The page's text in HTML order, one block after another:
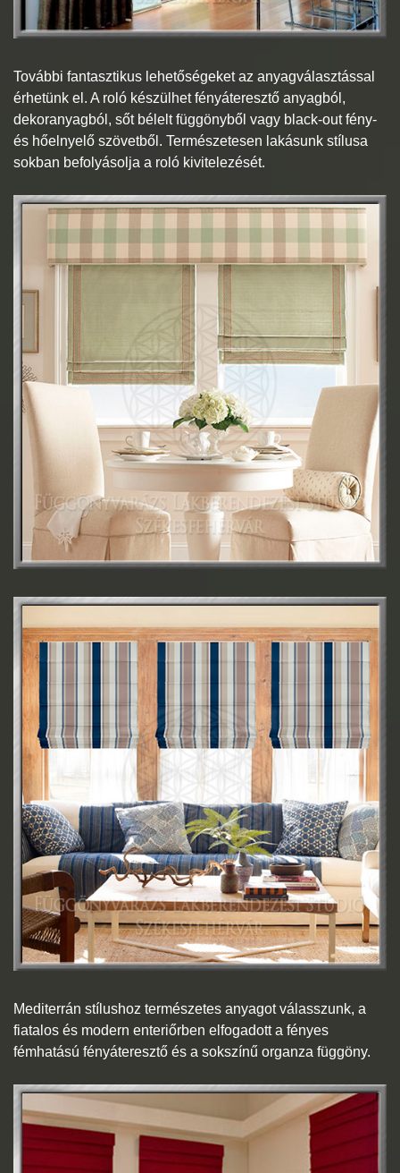
További fantasztikus lehetőségeket az anyagválasztással
érhetünk el. A roló készülhet fényáteresztő anyagból,
dekoranyagból, sőt bélelt függönyből vagy black-out fény-
és hőelnyelő szövetből. Természetesen lakásunk stílusa
sokban befolyásolja a roló kivitelezését.
Mediterrán stílushoz természetes anyagot válasszunk, a
fiatalos és modern enteriőrben elfogadott a fényes
fémhatású fényáteresztő és a sokszínű organza függöny.